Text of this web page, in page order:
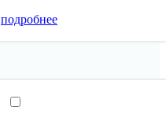
подробнее